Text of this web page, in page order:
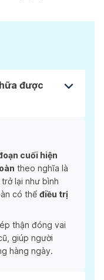
được
cuối hiện
theo nghĩa là
lại như bình
có thể điều trị
thận đóng vai
giúp người
hàng ngày.